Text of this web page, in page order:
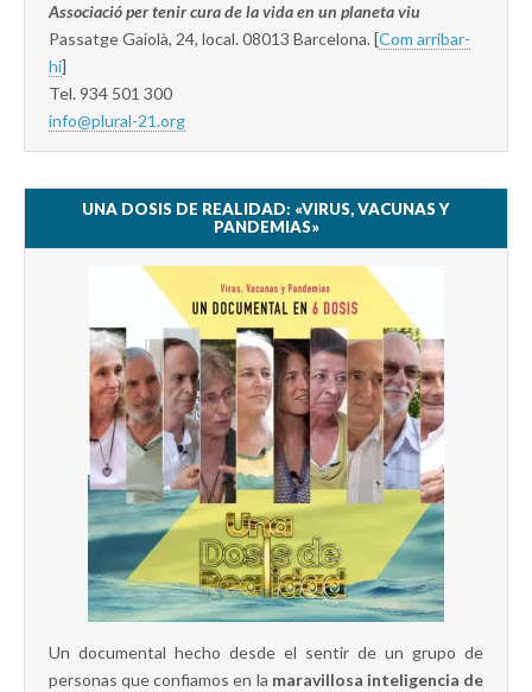
Associació per tenir cura de la vida en un planeta viu
Passatge Gaiolà, 24, local. 08013 Barcelona. [Com arribar-
hi]
Tel. 934 501 300
info@plural-21.org
UNA DOSIS DE REALIDAD: «VIRUS, VACUNAS Y
PANDEMIAS»
Un documental hecho desde el sentir de un grupo de
personas que confiamos en la maravillosa inteligencia de